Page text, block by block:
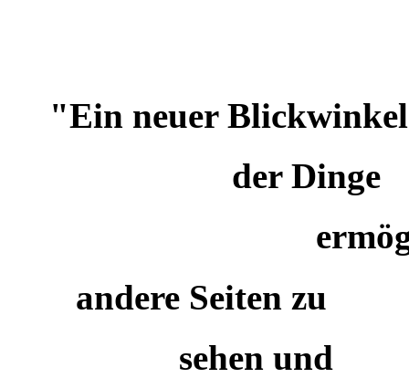
"Ein neuer
der
andere Seiten